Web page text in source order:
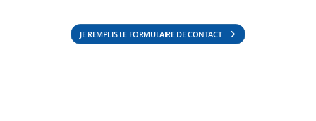
JE REMPLIS LE FORMULAIRE DE CONTACT